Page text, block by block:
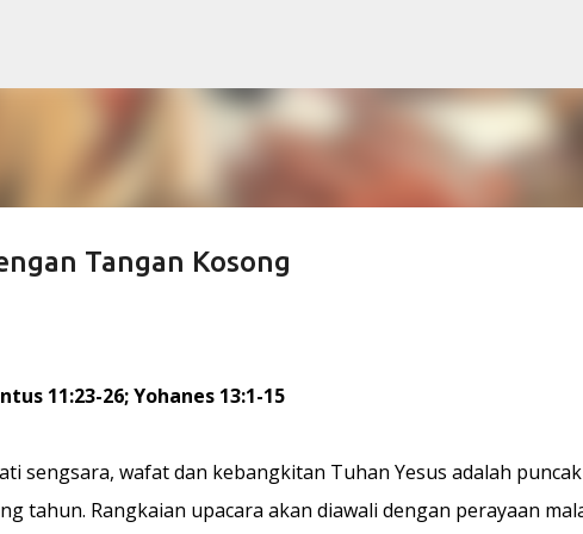
Tangan Kosong
11:23-26; Yohanes 13:1-15
sengsara, wafat dan kebangkitan Tuhan Yesus adalah puncak
tahun. Rangkaian upacara akan diawali dengan perayaan